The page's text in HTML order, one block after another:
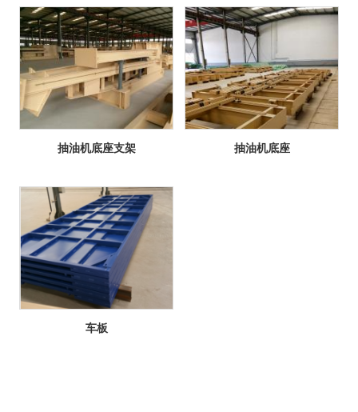
抽油机底座支架 抽油机底座
车板